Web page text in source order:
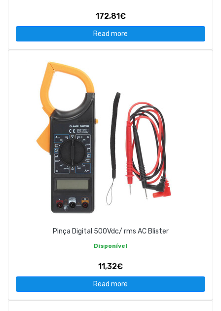
172,81€
Read more
Pinça Digital 500Vdc/ rms AC Blister
Disponível
11,32€
Read more